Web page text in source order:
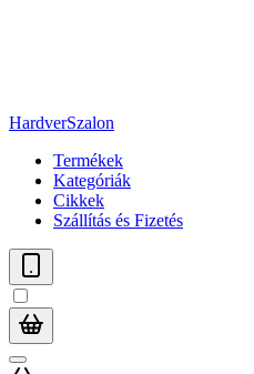
HardverSzalon
Termékek
Kategóriák
Cikkek
Szállítás és Fizetés